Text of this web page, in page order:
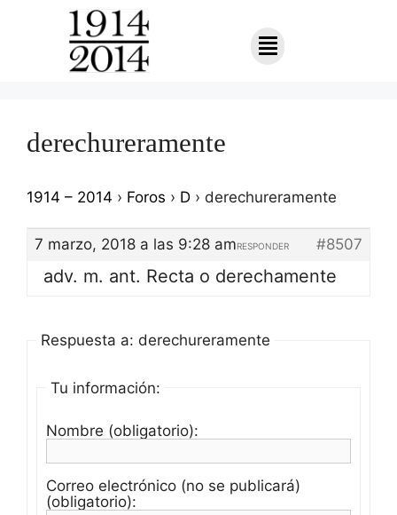
derechureramente
1914 – 2014 › Foros › D › derechureramente
7 marzo, 2018 a las 9:28 am #8507
RESPONDER
adv. m. ant. Recta o derechamente
Respuesta a: derechureramente
Tu información:
Nombre (obligatorio):
Correo electrónico (no se publicará)
(obligatorio):